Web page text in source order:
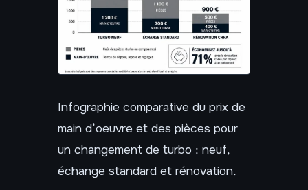
Infographie comparative du prix de
main d’oeuvre et des pièces pour
un changement de turbo : neuf,
échange standard et rénovation.